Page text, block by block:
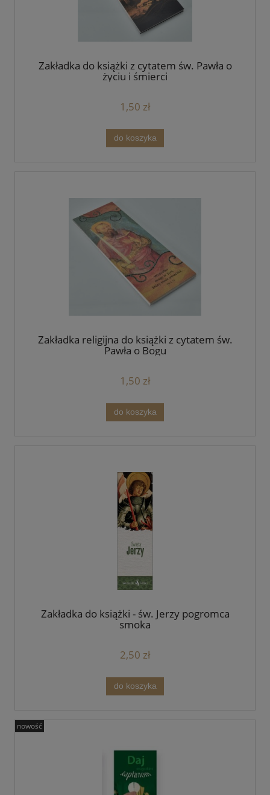
Zakładka do książki z cytatem św. Pawła o
życiu i śmierci
1,50 zł
do koszyka
Zakładka religijna do książki z cytatem św.
Pawła o Bogu
1,50 zł
do koszyka
Zakładka do książki - św. Jerzy pogromca
smoka
2,50 zł
do koszyka
nowość